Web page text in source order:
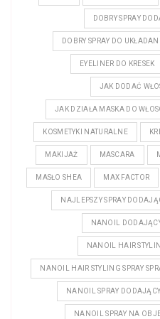
DOBRY SPRAY
DOBRY SPRAY DO
EYELINER DO KRESEK
JAK DODAĆ
JAK DZIAŁA MASKA DO
KOSMETYKI NATURALNE
MAKIJAŻ MASCARA
MASŁO SHEA MAX FACTOR
NAJLEPSZY SPRAY
NANOIL
NANOIL HAIR
NANOIL HAIR STYLING SPRAY
NANOIL SPRAY
NANOIL SPRAY NA